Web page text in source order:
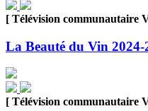
[ Télévision communautaire
La Beauté du Vin 2024-
[ Télévision communautaire